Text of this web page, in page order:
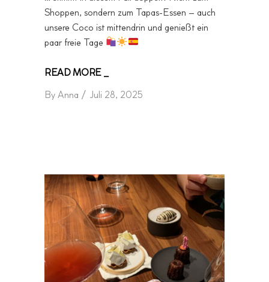
Shoppen, sondern zum Tapas-Essen – auch
unsere Coco ist mittendrin und genießt ein
paar freie Tage
READ MORE _
By Anna Juli 28, 2025